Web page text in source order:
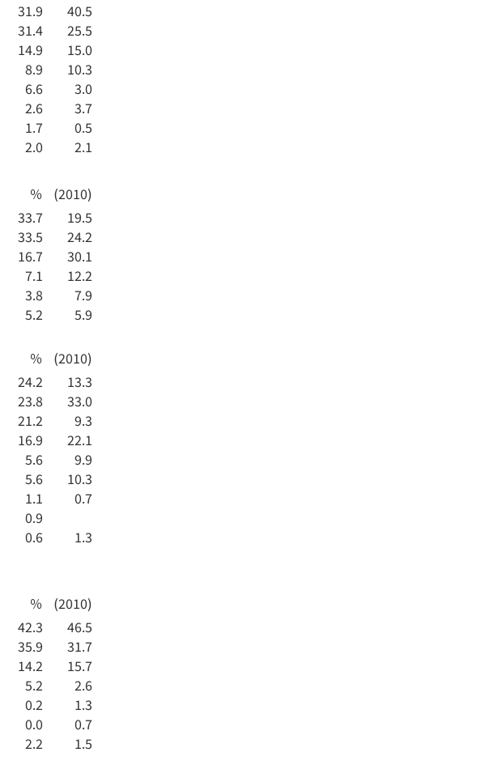
31.9
31.4
14.9
8.9
6.6
2.6
1.7
2.0
40.5
25.5
15.0
10.3
3.0
3.7
0.5
2.1
％
(2010)
33.7
33.5
16.7
7.1
3.8
5.2
19.5
24.2
30.1
12.2
7.9
5.9
％
(2010)
24.2
23.8
21.2
16.9
5.6
5.6
1.1
0.9
0.6
13.3
33.0
9.3
22.1
9.9
10.3
0.7
1.3
％
(2010)
42.3
35.9
14.2
5.2
0.2
0.0
2.2
46.5
31.7
15.7
2.6
1.3
0.7
1.5